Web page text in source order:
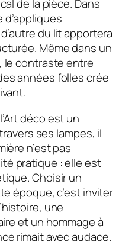
de la pièce. Dans
du lit apportera
Même dans un
le contraste entre
années folles crée
déco est un
ses lampes, il
n’est pas
pratique : elle est
Choisir un
époque, c’est inviter
une
et un hommage à
rimait avec audace.